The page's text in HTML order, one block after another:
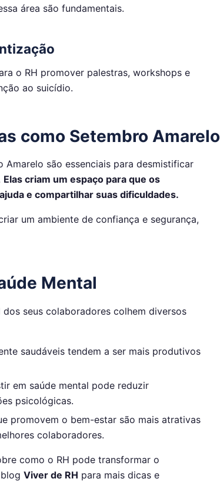
área são fundamentais.
o RH promover palestras, workshops e
ao suicídio.
como Setembro Amarelo
são essenciais para desmistificar
Elas criam um espaço para que os
e compartilhar suas dificuldades.
um ambiente de confiança e segurança,
Mental
seus colaboradores colhem diversos
saudáveis tendem a ser mais produtivos
em saúde mental pode reduzir
psicológicas.
promovem o bem-estar são mais atrativas
colaboradores.
como o RH pode transformar o
Viver de RH para mais dicas e